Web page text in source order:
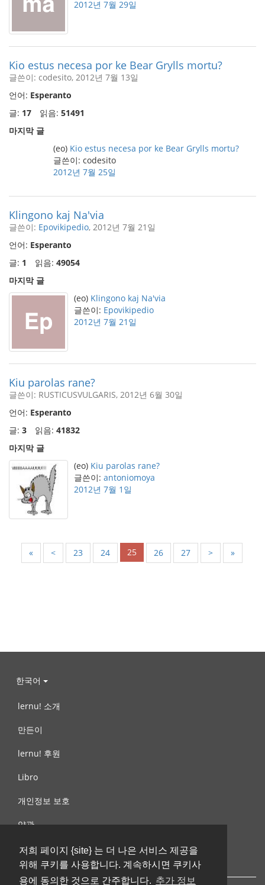
저희 페이지 {site} 는 더 나은 서비스 제공을
위해 쿠키를 사용합니다. 계속하시면 쿠키사
용에 동의한 것으로 간주합니다. 추가 정보
2012년 7월 29일
Kio estus necesa por ke Bear Grylls mortu?
글쓴이: codesito, 2012년 7월 13일
언어: Esperanto
글: 17 읽음: 51491
마지막 글
(eo) Kio estus necesa por ke Bear Grylls mortu?
글쓴이: codesito
2012년 7월 25일
Klingono kaj Na'via
글쓴이: Epovikipedio, 2012년 7월 21일
언어: Esperanto
글: 1 읽음: 49054
마지막 글
(eo) Klingono kaj Na'via
글쓴이: Epovikipedio
2012년 7월 21일
Kiu parolas rane?
글쓴이: RUSTICUSVULGARIS, 2012년 6월 30일
언어: Esperanto
글: 3 읽음: 41832
마지막 글
(eo) Kiu parolas rane?
글쓴이: antoniomoya
2012년 7월 1일
« < 23 24 25 26 27 > »
한국어
lernu! 소개
만든이
lernu! 후원
Libro
개인정보 보호
약관
제안, 문의